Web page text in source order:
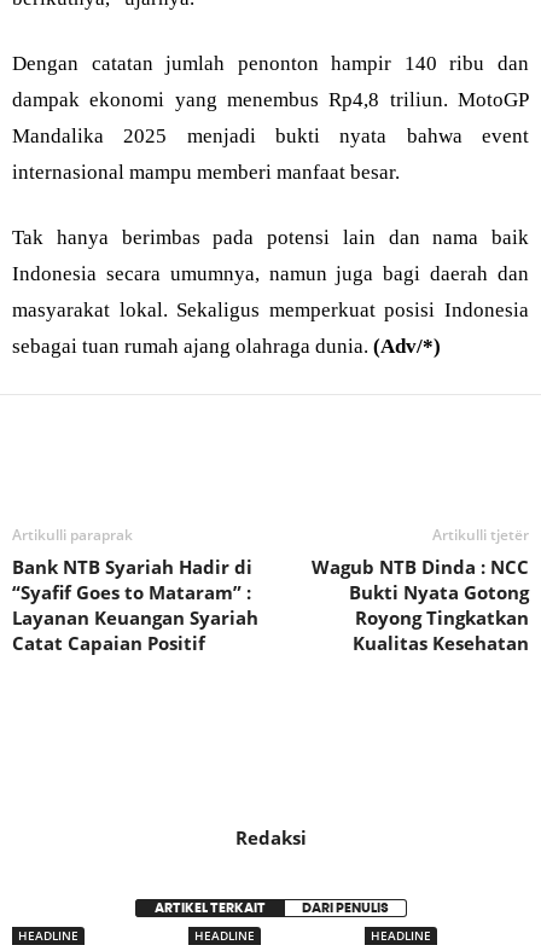
Dengan catatan jumlah penonton hampir 140 ribu dan
dampak ekonomi yang menembus Rp4,8 triliun. MotoGP
Mandalika 2025 menjadi bukti nyata bahwa event
internasional mampu memberi manfaat besar.
Tak hanya berimbas pada potensi lain dan nama baik
Indonesia secara umumnya, namun juga bagi daerah dan
masyarakat lokal. Sekaligus memperkuat posisi Indonesia
sebagai tuan rumah ajang olahraga dunia. (Adv/*)
Artikulli paraprak
Bank NTB Syariah Hadir di
“Syafif Goes to Mataram” :
Layanan Keuangan Syariah
Catat Capaian Positif
Artikulli tjetër
Wagub NTB Dinda : NCC
Bukti Nyata Gotong
Royong Tingkatkan
Kualitas Kesehatan
Redaksi
ARTIKEL TERKAIT DARI PENULIS
HEADLINE HEADLINE HEADLINE